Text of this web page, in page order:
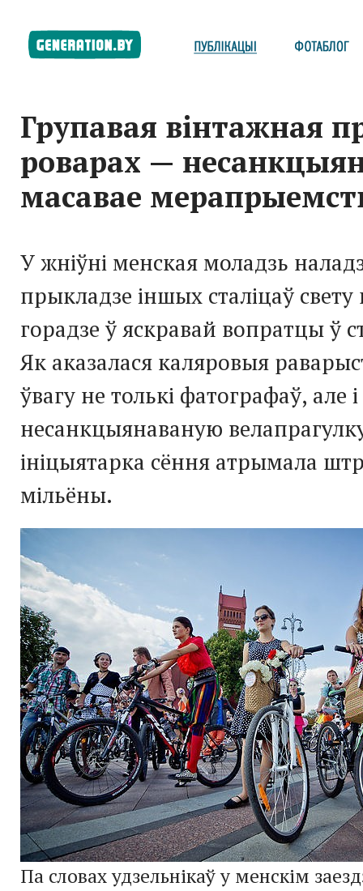
Групавая вінтажная
роварах —
масавае
У жніўні менская моладзь
прыкладзе іншых сталіцаў
горадзе ў яскравай вопратцы ў
Як аказалася каляровыя
ўвагу не толькі фатографаў, але
несанкцыянаваную
ініцыятарка сёння атрымала
мільёны.
Па словах удзельнікаў у менскім